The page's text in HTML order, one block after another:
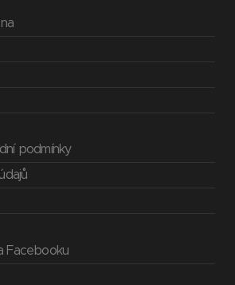
podmínky
Facebooku